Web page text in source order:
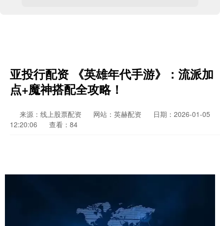
亚投行配资 《英雄年代手游》：流派加
点+魔神搭配全攻略！
来源：线上股票配资 网站：英赫配资
日期：2026-01-05
12:20:06
查看：84